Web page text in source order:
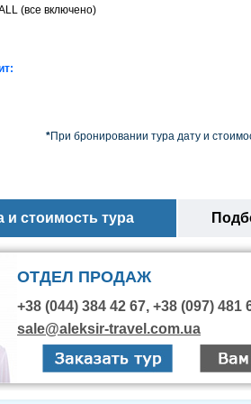
(все включено)
*При бронировании тура дату и
и стоимость тура
ОТДЕЛ ПРОДАЖ
+38 (044) 384 42 67, +38 (097) 481
sale@aleksir-travel.com.ua